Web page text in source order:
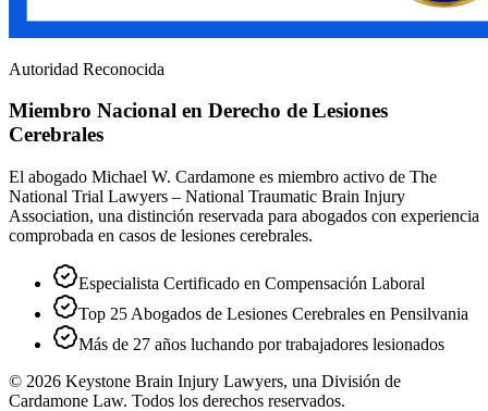
Autoridad Reconocida
Miembro Nacional en Derecho de Lesiones
Cerebrales
El abogado Michael W. Cardamone es miembro activo de The
National Trial Lawyers – National Traumatic Brain Injury
Association, una distinción reservada para abogados con experiencia
comprobada en casos de lesiones cerebrales.
Especialista Certificado en Compensación Laboral
Top 25 Abogados de Lesiones Cerebrales en Pensilvania
Más de 27 años luchando por trabajadores lesionados
© 2026 Keystone Brain Injury Lawyers, una División de
Cardamone Law. Todos los derechos reservados.